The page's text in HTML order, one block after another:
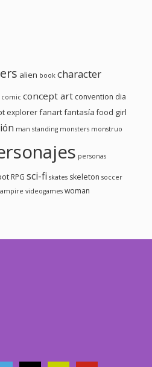
alien book character
comic concept art convention dia
explorerfanartfantasía food girl
man standing monsters monstruo
personas
RPG sci-fi skates skeleton soccer
videogames woman